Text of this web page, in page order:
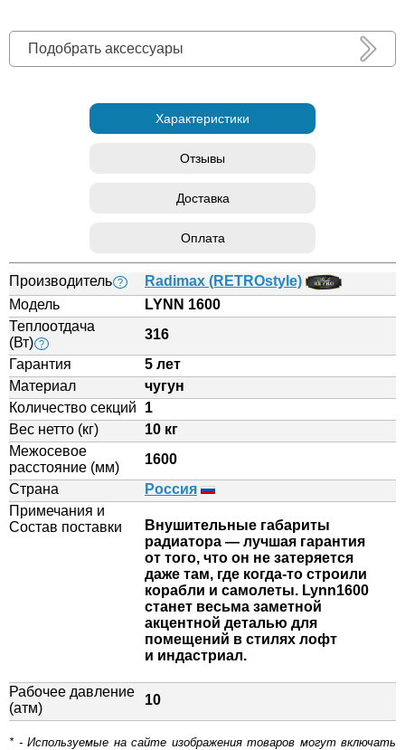
Подобрать аксессуары
Характеристики
Отзывы
Доставка
Оплата
Производитель ?
Radimax (RETROstyle)
Модель
LYNN 1600
Теплоотдача
(Вт) ?
316
Гарантия
5 лет
Материал
чугун
Количество секций
1
Вес нетто (кг)
10 кг
Межосевое
расстояние (мм)
1600
Страна
Россия
Примечания и
Состав поставки
Внушительные габариты
радиатора — лучшая гарантия
от того, что он не затеряется
даже там, где когда-то строили
корабли и самолеты. Lynn1600
станет весьма заметной
акцентной деталью для
помещений в стилях лофт
и индастриал.
Рабочее давление
(атм)
10
* - Используемые на сайте изображения товаров могут включать